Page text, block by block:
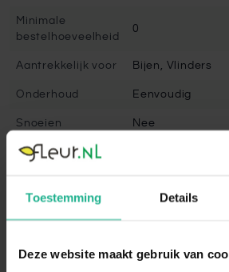
Toestemming Details
Deze website maakt gebruik van
Minimale
bestelhoeveelheid
0
Aantrekkelijk voor Bijen, Vlinders
Onderhoud Eenvoudig
Snoeien Nee
Snoeimaand